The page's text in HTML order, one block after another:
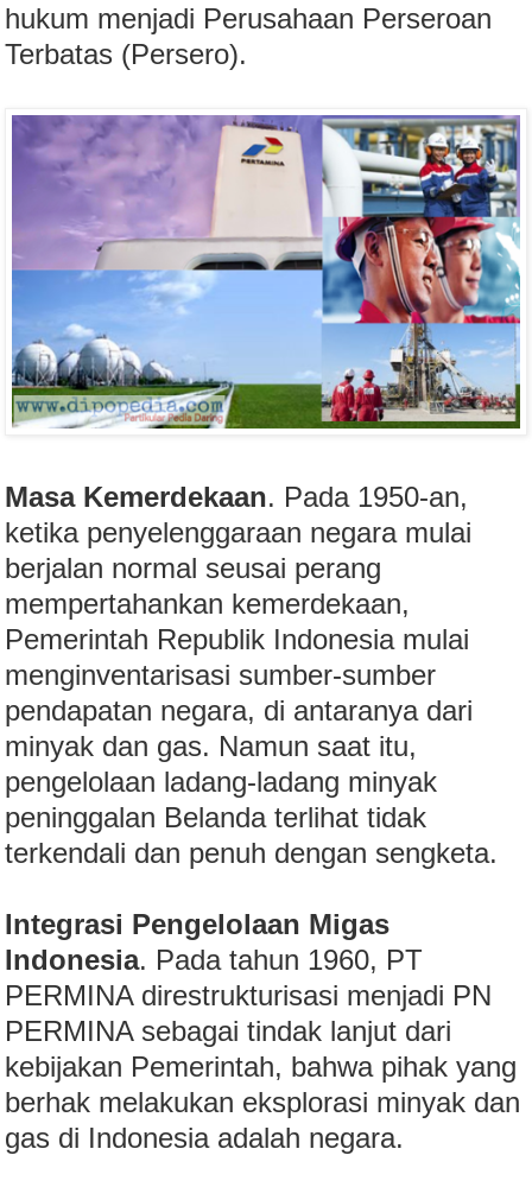
hukum menjadi Perusahaan Perseroan
Terbatas (Persero).
Masa Kemerdekaan. Pada 1950-an,
ketika penyelenggaraan negara mulai
berjalan normal seusai perang
mempertahankan kemerdekaan,
Pemerintah Republik Indonesia mulai
menginventarisasi sumber-sumber
pendapatan negara, di antaranya dari
minyak dan gas. Namun saat itu,
pengelolaan ladang-ladang minyak
peninggalan Belanda terlihat tidak
terkendali dan penuh dengan sengketa.
Integrasi Pengelolaan Migas
Indonesia. Pada tahun 1960, PT
PERMINA direstrukturisasi menjadi PN
PERMINA sebagai tindak lanjut dari
kebijakan Pemerintah, bahwa pihak yang
berhak melakukan eksplorasi minyak dan
gas di Indonesia adalah negara.